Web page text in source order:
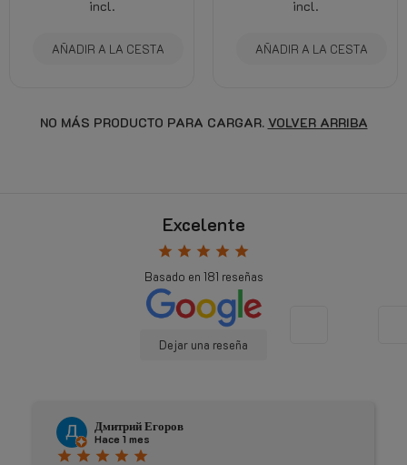
incl.
AÑADIR A LA CESTA
incl.
AÑADIR A LA CESTA
NO MÁS PRODUCTO PARA CARGAR. VOLVER ARRIBA
Excelente
star star star star star
Basado en 181 reseñas
Dejar una reseña
Дмитрий Егоров
Hace 1 mes
star star star star star